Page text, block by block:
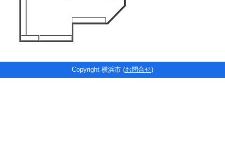
Copyright 横浜市 (お問合せ)